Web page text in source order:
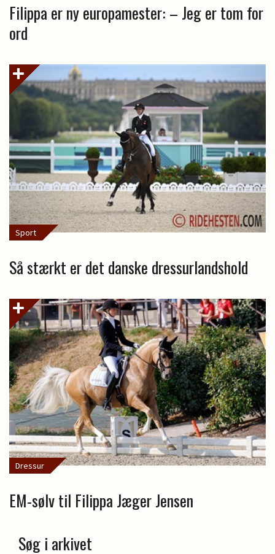
Filippa er ny europamester: – Jeg er tom for
ord
Sport
Så stærkt er det danske dressurlandshold
Dressur
EM-sølv til Filippa Jæger Jensen
Søg i arkivet